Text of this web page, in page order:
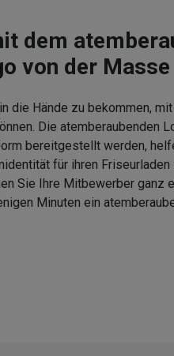
dem
von der Masse
die Hände zu bekommen,
Die atemberaubenden
bereitgestellt werden,
für ihren Friseurladen
Sie Ihre Mitbewerber ganz
Minuten ein